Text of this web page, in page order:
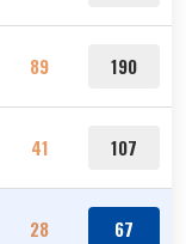
89 190
41 107
28 67